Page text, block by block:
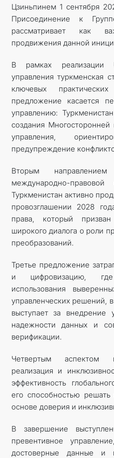
Цзиньпинем 1 сентября
Присоединение к
рассматривает как
продвижения данной
В рамках реализации
управления туркменская
ключевых
предложение касается
управлению:
создания
управления,
предупреждение
Вторым
международно-
Туркменистан активно
провозглашении 2028
права, который
широкого диалога о роли
преобразований.
Третье предложение
и цифровизацию,
использования
управленческих решений,
выступает за внедрение
надежности данных и
верификации.
Четвертым аспектом
реализация и
эффективность
его способностью
основе доверия и
В завершение
превентивное
достоверные данные и